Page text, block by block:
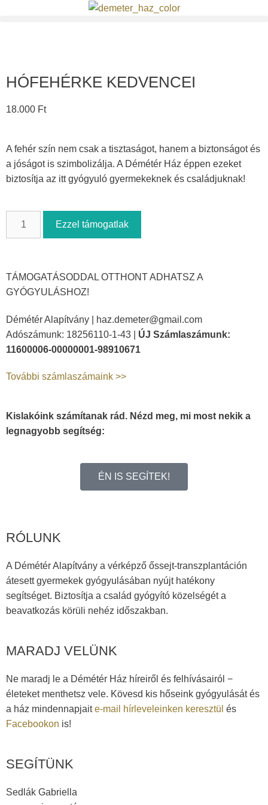
HÓFEHÉRKE KEDVENCEI
18.000 Ft
A fehér szín nem csak a tisztaságot, hanem a biztonságot és
a jóságot is szimbolizálja. A Démétér Ház éppen ezeket
biztosítja az itt gyógyuló gyermekeknek és családjuknak!
Ezzel támogatlak
TÁMOGATÁSODDAL OTTHONT ADHATSZ A
GYÓGYULÁSHOZ!
Démétér Alapítvány |
haz.demeter@gmail.com
Adószámunk: 18256110-1-43 | ÚJ Számlaszámunk:
11600006-00000001-98910671
További számlaszámaink >>
Kislakóink számítanak rád. Nézd meg, mi most nekik a
legnagyobb segítség:
ÉN IS SEGÍTEK!
RÓLUNK
A Démétér Alapítvány a vérképző őssejt-transzplantáción
átesett gyermekek gyógyulásában nyújt hatékony
segítséget. Biztosítja a család gyógyító közelségét a
beavatkozás körüli nehéz időszakban.
MARADJ VELÜNK
Ne maradj le a Démétér Ház híreiről és felhívásairól −
életeket menthetsz vele. Kövesd kis hőseink gyógyulását és
a ház mindennapjaite-mail hírleveleinken keresztül és
Facebookon is!
SEGÍTÜNK
Sedlák Gabriella